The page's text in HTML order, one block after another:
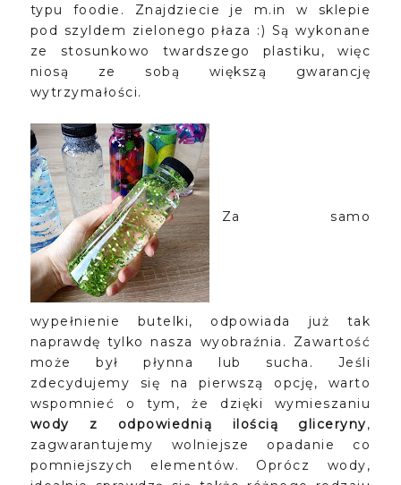
typu foodie. Znajdziecie je m.in w sklepie
pod szyldem zielonego płaza :) Są wykonane
ze stosunkowo twardszego plastiku, więc
niosą ze sobą większą gwarancję
wytrzymałości.
Za samo
wypełnienie butelki, odpowiada już tak
naprawdę tylko nasza wyobraźnia. Zawartość
może był płynna lub sucha. Jeśli
zdecydujemy się na pierwszą opcję, warto
wspomnieć o tym, że dzięki wymieszaniu
wody z odpowiednią ilością gliceryny,
zagwarantujemy wolniejsze opadanie co
pomniejszych elementów. Oprócz wody,